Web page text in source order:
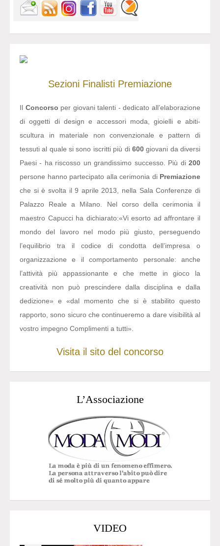
Sezioni Finalisti Premiazione
Il Concorso per giovani talenti - dedicato all’elaborazione
di oggetti di design e accessori moda, gioielli e abiti-
scultura in materiale non convenzionale e pattern di
tessuti al quale si sono iscritti più di 600giovani da diversi
Paesi - ha riscosso un grandissimo successo. Più di 200
persone hanno partecipato alla cerimonia di Premiazione
che si è svolta il 9 aprile 2013, nella Sala Conferenze di
Palazzo Reale a Milano. Nel corso della cerimonia il
maestro Capucci ha dichiarato:«Vi esorto ad affrontare il
mondo del lavoro nel modo più giusto, perseguendo
l’equilibrio tra il codice di condotta dell’impresa o
organizzazione e il comportamento personale: anche
l’attività più appassionante e che mette in gioco la
creatività non può prescindere dalla disciplina e dalla
dedizione» e «dal momento che si è stabilito questo
rapporto, sono sicuro che continueremo a dare visibilità al
vostro impegno Complimenti a tutti».
Visita il sito del concorso
L’Associazione
VIDEO